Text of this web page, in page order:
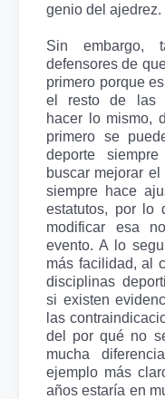
genio del ajedrez.
Sin embargo,
defensores de
primero porque
el resto de las
hacer lo mismo,
primero se
deporte
buscar mejorar
siempre hace
estatutos, por lo
modificar esa
evento. A lo
más facilidad, al
disciplinas
si existen
las
del por qué no
mucha
ejemplo más
años estaría en